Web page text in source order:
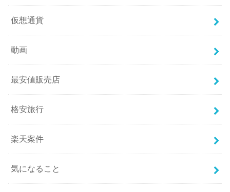
仮想通貨
動画
最安値販売店
格安旅行
楽天案件
気になること